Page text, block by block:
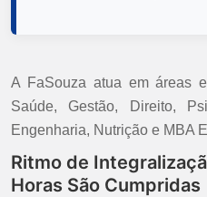
A FaSouza atua em áreas
Saúde, Gestão, Direito,
Engenharia, Nutrição e MBA
Ritmo de
Horas São Cumpridas